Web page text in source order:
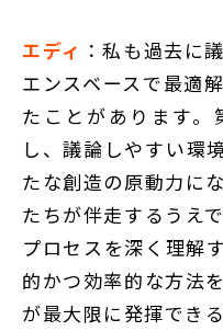
エディ ：私も過去に
エンスベースで最適
たことがあります
し、議論しやすい環
たな創造の原動力に
たちが伴走するうえ
プロセスを深く理解
的かつ効率的な方法
が最大限に発揮でき